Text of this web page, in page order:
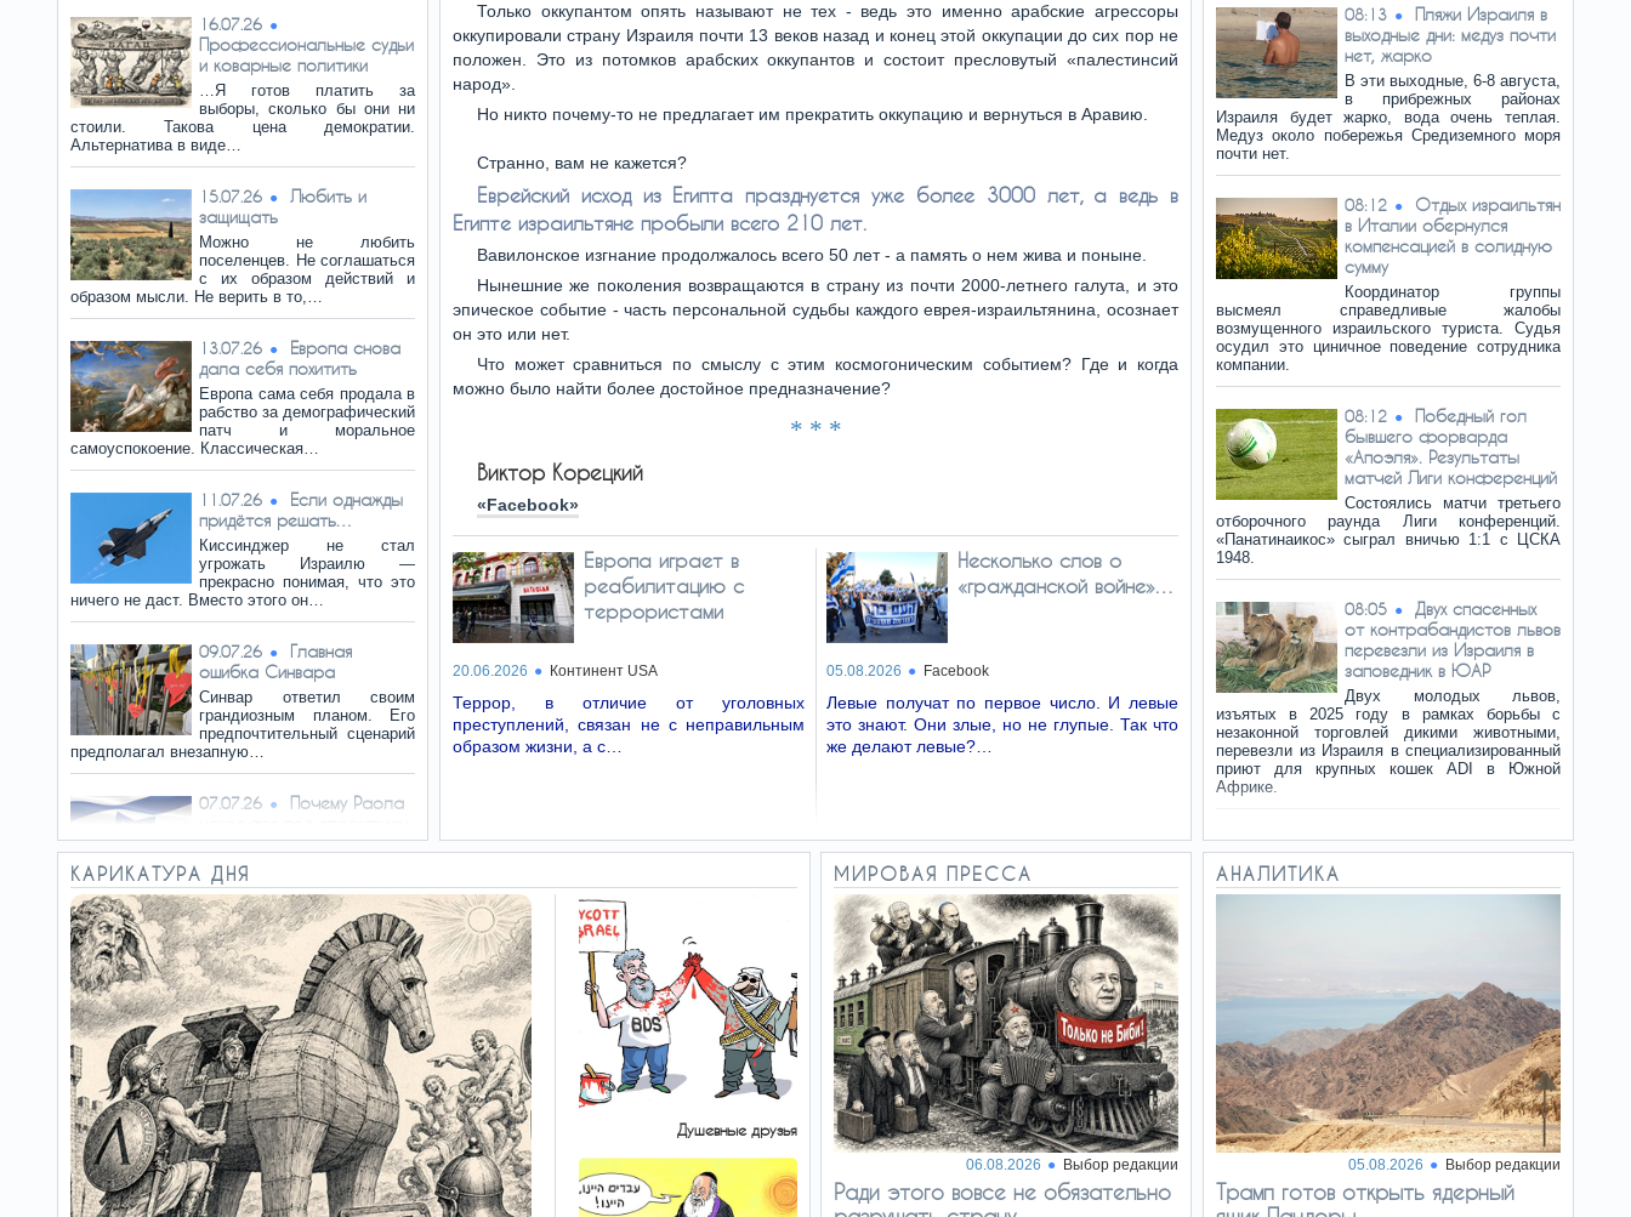
16.07.26
Профессиональные судьи
и коварные политики
…Я готов платить за
выборы, сколько бы они ни
стоили. Такова цена демократии.
Альтернатива в виде…
15.07.26
Любить и
защищать
Можно не любить
поселенцев. Не соглашаться
с их образом действий и
образом мысли. Не верить в то,…
13.07.26
Европа снова
дала себя похитить
Европа сама себя продала в
рабство за демографический
патч и моральное
самоуспокоение. Классическая…
11.07.26
Если однажды
придётся решать…
Киссинджер не стал
угрожать Израилю —
прекрасно понимая, что это
ничего не даст. Вместо этого он…
09.07.26
Главная
ошибка Синвара
Синвар ответил своим
грандиозным планом. Его
предпочтительный сценарий
предполагал внезапную…
07.07.26
Почему Раола
Сожаление, что нельзя
сбросить на Израиль
ядерную бомбу, является
защищённой политической речью. Но…
05.07.26
Перед нами –
лжец
Если бы командиру дивизии
действительно сообщили,
что ХАМАС готовит
масштабное наступление по всему…
03.07.26
Когда
восстановится Хизбалла?
И рассказы о поваленном
трактором электронном
заборе тоже забудьте:
проблема была не в заборе. Все…
Только оккупантом опять называют не тех - ведь это именно арабские агрессоры
оккупировали страну Израиля почти 13 веков назад и конец этой оккупации до сих пор не
положен. Это из потомков арабских оккупантов и состоит пресловутый «палестинсий
народ».
Но никто почему-то не предлагает им прекратить оккупацию и вернуться в Аравию.
Странно, вам не кажется?
Еврейский исход из Египта празднуется уже более 3000 лет, а ведь в
Египте израильтяне пробыли всего 210 лет.
Вавилонское изгнание продолжалось всего 50 лет - а память о нем жива и поныне.
Нынешние же поколения возвращаются в страну из почти 2000-летнего галута, и это
эпическое событие - часть персональной судьбы каждого еврея-израильтянина, осознает
он это или нет.
Что может сравниться по смыслу с этим космогоническим событием? Где и когда
можно было найти более достойное предназначение?
* * *
Виктор Корецкий
«Facebook»
Европа играет в
реабилитацию с
террористами
20.06.2026 Континент USA
Террор, в отличие от уголовных
преступлений, связан не с неправильным
образом жизни, а с…
Несколько слов о
«гражданской войне»…
05.08.2026 Facebook
Левые получат по первое число. И левые
это знают. Они злые, но не глупые. Так что
же делают левые?…
08:13
Пляжи Израиля в
выходные дни: медуз почти
нет, жарко
В эти выходные, 6-8 августа,
в прибрежных районах
Израиля будет жарко, вода очень теплая.
Медуз около побережья Средиземного моря
почти нет.
08:12
Отдых израильтян
в Италии обернулся
компенсацией в солидную
сумму
Координатор группы
высмеял справедливые жалобы
возмущенного израильского туриста. Судья
осудил это циничное поведение сотрудника
компании.
08:12
Победный гол
бывшего форварда
«Апоэля». Результаты
матчей Лиги конференций
Состоялись матчи третьего
отборочного раунда Лиги конференций.
«Панатинаикос» сыграл вничью 1:1 с ЦСКА
1948.
08:05
Двух спасенных
от контрабандистов львов
перевезли из Израиля в
заповедник в ЮАР
Двух молодых львов,
изъятых в 2025 году в рамках борьбы с
незаконной торговлей дикими животными,
перевезли из Израиля в специализированный
приют для крупных кошек ADI в Южной
Африке.
08:02
Ошибка
диспетчеров: лайнер чуть
вертолетом Трампа
коммерческому лайнеру разрешили взлет
одновременно с вылетом вертолета
президента Дональда…
08:01
В США
расширяются
приписываемые Ирану
кибератаки на
водопроводные системы
Попытки вмешательства в системы
водоснабжения зафиксированы уже в 12
штатах, включая Мичиган, Миннесоту,
КАРИКАТУРА ДНЯ
Душевные друзья
МИРОВАЯ ПРЕССА
06.08.2026 Выбор редакции
Ради этого вовсе не обязательно
АНАЛИТИКА
05.08.2026 Выбор редакции
Трамп готов открыть ядерный